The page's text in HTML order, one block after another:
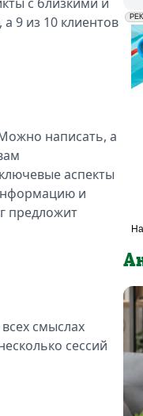
а 9 из 10 клиентов
написать, а
аспекты
и
предложит
смыслах
сессий
АО